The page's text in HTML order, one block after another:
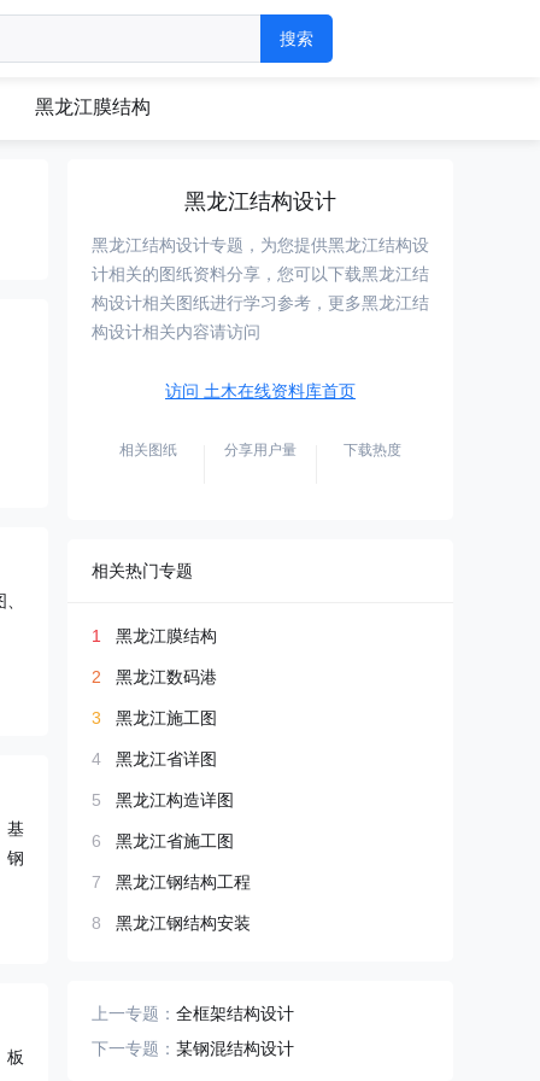
黑龙江膜结构
基
钢
板
黑龙江结构设计
黑龙江结构设计专题，为您提供黑龙江结构设
计相关的图纸资料分享，您可以下载黑龙江结
构设计相关图纸进行学习参考，更多黑龙江结
构设计相关内容请访问
访问 土木在线资料库首页
相关图纸 分享用户量 下载热度
相关热门专题
1 黑龙江膜结构
2 黑龙江数码港
3 黑龙江施工图
4 黑龙江省详图
5 黑龙江构造详图
6 黑龙江省施工图
7 黑龙江钢结构工程
8 黑龙江钢结构安装
上一专题： 全框架结构设计
下一专题： 某钢混结构设计